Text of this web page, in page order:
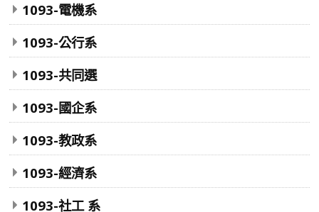
1093-電機系
1093-公行系
1093-共同選
1093-國企系
1093-教政系
1093-經濟系
1093-社工 系